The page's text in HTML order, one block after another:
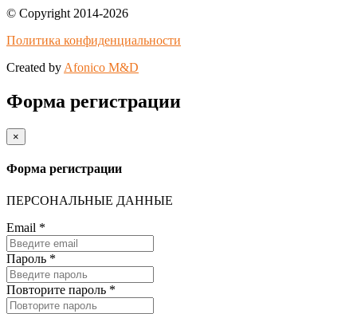
© Copyright 2014-2026
Политика конфиденциальности
Created by Afonico M&D
Форма регистрации
×
Форма регистрации
ПЕРСОНАЛЬНЫЕ ДАННЫЕ
Email *
Пароль *
Повторите пароль *